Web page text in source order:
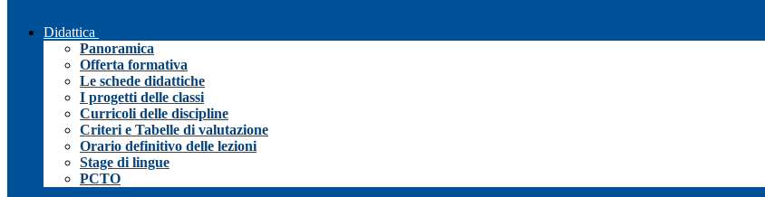
Didattica
Panoramica
Offerta formativa
Le schede didattiche
I progetti delle classi
Curricoli delle discipline
Criteri e Tabelle di valutazione
Orario definitivo delle lezioni
Stage di lingue
PCTO